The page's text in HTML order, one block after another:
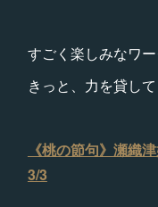
すごく楽しみなワー
きっと、力を貸し
《桃の節句》瀬織
3/3